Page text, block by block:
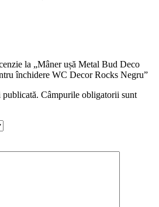
la „Mâner ușă Metal Bud Deco
închidere WC Decor Rocks Negru”
publicată. Câmpurile obligatorii sunt